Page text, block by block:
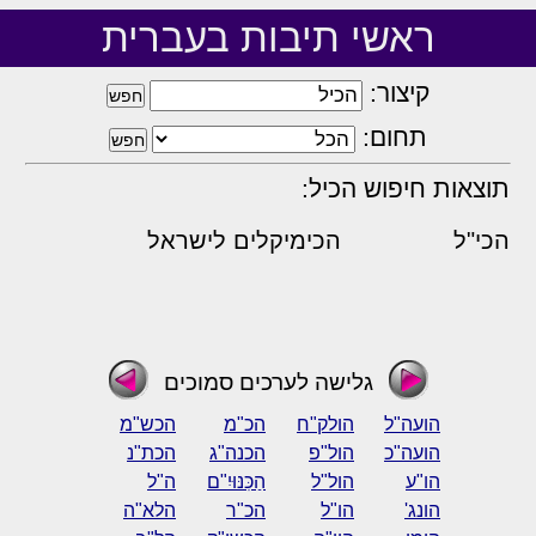
ראשי תיבות בעברית
קיצור:
תחום:
תוצאות חיפוש הכיל:
הכי"ל הכימיקלים לישראל
גלישה לערכים סמוכים
הועה"ל הולק"ח הכ"מ
הכש"מ
הועה"כ
הול"פ הכנה"ג
הכת"נ
הו"ע
הול"ל הַכִּנּוּיִ"ם
ה"ל
הונג'
הו"ל הכ"ר
הלא"ה